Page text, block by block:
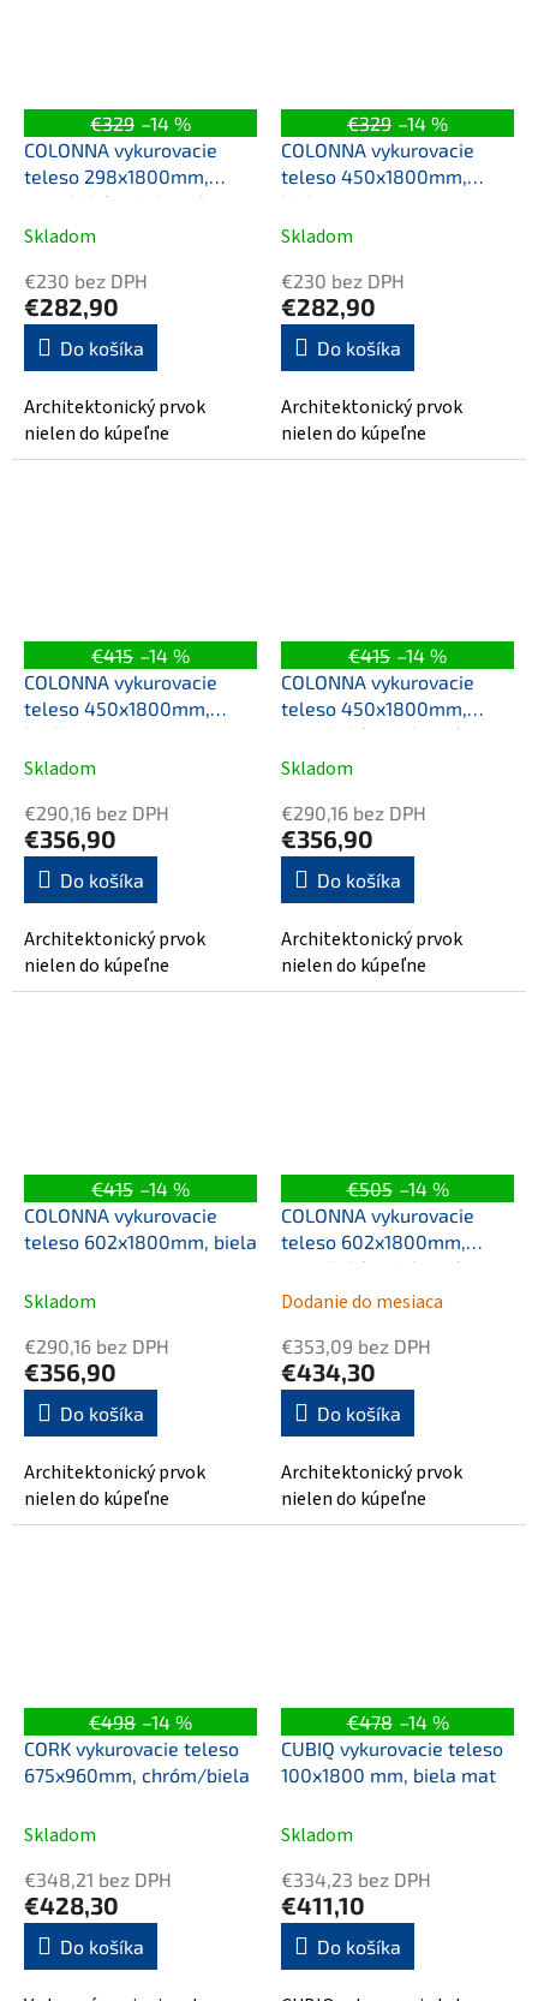
€329 –14 %
COLONNA vykurovacie
teleso 298x1800mm,
metalická strieborná
Skladom
€230 bez DPH
€282,90
Do košíka
Architektonický prvok
nielen do kúpeľne
€329 –14 %
COLONNA vykurovacie
teleso 450x1800mm,
biela
Skladom
€230 bez DPH
€282,90
Do košíka
Architektonický prvok
nielen do kúpeľne
€415 –14 %
COLONNA vykurovacie
teleso 450x1800mm,
bridlica s texturou
Skladom
€290,16 bez DPH
€356,90
Do košíka
Architektonický prvok
nielen do kúpeľne
€415 –14 %
COLONNA vykurovacie
teleso 450x1800mm,
metalická strieborná
Skladom
€290,16 bez DPH
€356,90
Do košíka
Architektonický prvok
nielen do kúpeľne
€415 –14 %
COLONNA vykurovacie
teleso 602x1800mm, biela
Skladom
€290,16 bez DPH
€356,90
Do košíka
Architektonický prvok
nielen do kúpeľne
€505 –14 %
COLONNA vykurovacie
teleso 602x1800mm,
metalická strieborná
Dodanie do mesiaca
€353,09 bez DPH
€434,30
Do košíka
Architektonický prvok
nielen do kúpeľne
€498 –14 %
CORK vykurovacie teleso
675x960mm, chróm/biela
Skladom
€348,21 bez DPH
€428,30
Do košíka
€478 –14 %
CUBIQ vykurovacie teleso
100x1800 mm, biela mat
Skladom
€334,23 bez DPH
€411,10
Do košíka